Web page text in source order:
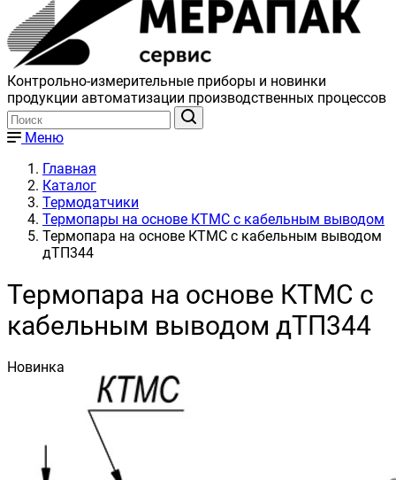
Контрольно-измерительные приборы и новинки
продукции автоматизации производственных процессов
Меню
Главная
Каталог
Термодатчики
Термопары на основе КТМС с кабельным выводом
Термопара на основе КТМС с кабельным выводом
дТП344
Термопара на основе КТМС с
кабельным выводом дТП344
Новинка